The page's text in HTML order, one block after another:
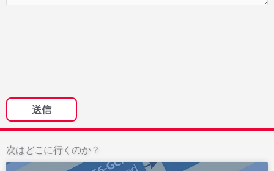
次はどこに行くのか？